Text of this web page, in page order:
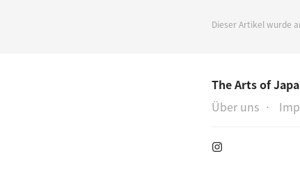
Dieser Artikel wurde
The Arts of
Über uns